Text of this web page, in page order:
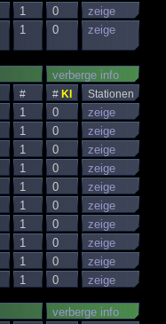
1 0
zeige
1 0 zeige
verberge info
# # KI Stationen
1 0
zeige
1 0
zeige
1 0
zeige
1 0
zeige
1 0
zeige
1 0
zeige
1 0
zeige
1 0
zeige
1 0
zeige
1 0 zeige
verberge info